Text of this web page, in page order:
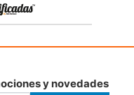
y novedades